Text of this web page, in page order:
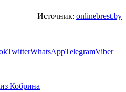
Источник: onlinebrest.by
TwitterWhatsAppTelegramViber
Кобрина